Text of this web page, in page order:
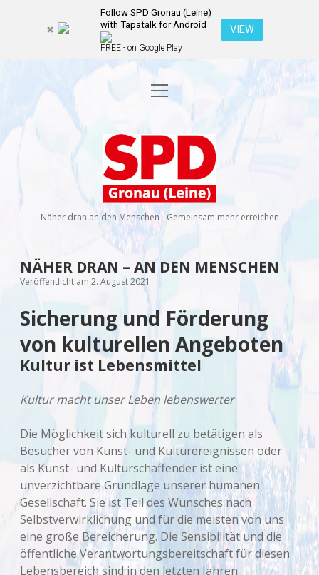
Follow SPD Gronau (Leine)
with Tapatalk for Android
FREE - on Google Play
VIEW
Startseite
Kommunalwahl 2026
Dropdown-
öffnen
Kandidierende
Wahlprogramm
Über uns
Dropdown-
Menü
öffnen
Ratsmitglieder
Veranstaltungen
Kontakt
Dropdown-
Newsletter
facebook
instagram
rss E-
Menü
öffnen
SPD
Gronau
(Leine)
Näher dran an den Menschen - Gemeinsam mehr erreichen
NÄHER DRAN – AN DEN MENSCHEN
Veröffentlicht am 2. August 2021
Sicherung und Förderung
von kulturellen Angeboten
Kultur ist Lebensmittel
Kultur macht unser Leben lebenswerter
Die Möglichkeit sich kulturell zu betätigen als
Besucher von Kunst- und Kulturereignissen oder
als Kunst- und Kulturschaffender ist eine
unverzichtbare Grundlage unserer humanen
Gesellschaft. Sie ist Teil des Wunsches nach
Selbstverwirklichung und für die meisten von uns
eine große Bereicherung. Die Sensibilität und die
öffentliche Verantwortungsbereitschaft für diesen
Lebensbereich sind in den letzten Jahren